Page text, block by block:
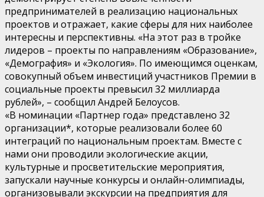
предпринимателей в реализацию национальных
проектов и отражает, какие сферы для них наиболее
интересны и перспективны. «На этот раз в тройке
лидеров – проекты по направлениям «Образование»,
«Демография» и «Экология». По имеющимся оценкам,
совокупный объем инвестиций участников Премии в
социальные проекты превысил 32 миллиарда
рублей», – сообщил Андрей Белоусов.
«В номинации «Партнер года» представлено 32
организации*, которые реализовали более 60
интеграций по национальным проектам. Вместе с
нами они проводили экологические акции,
культурные и просветительские мероприятия,
запускали научные конкурсы и онлайн-олимпиады,
организовывали экскурсии на предприятия для